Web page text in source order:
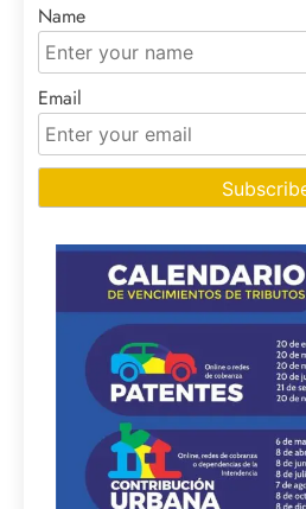
Name
Email